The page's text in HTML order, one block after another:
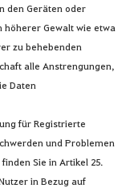
den Geräten oder
Gewalt wie etwa
zu behebenden
alle Anstrengungen,
Daten
für Registrierte
und Problemen
Sie in Artikel 25.
in Bezug auf